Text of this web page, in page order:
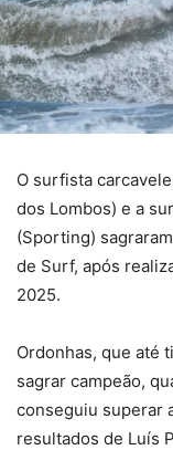
O surfista
dos Lombos) e a
(Sporting)
de Surf, após
2025.
Ordonhas, que até
sagrar campeão,
conseguiu superar
resultados de Luís